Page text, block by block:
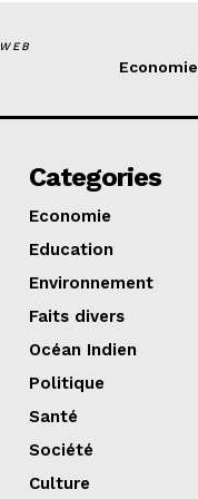
WEB
Economie
Categories
Economie
Education
Environnement
Faits divers
Océan Indien
Politique
Santé
Société
Culture